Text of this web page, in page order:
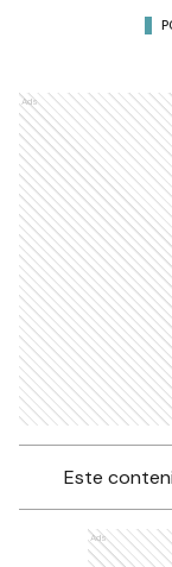
Ads
Este
Ads